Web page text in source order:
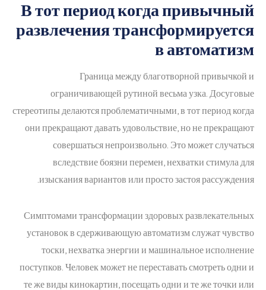
В тот период когда привычный
развлечения трансформируется
в автоматизм
Граница между благотворной привычкой и
ограничивающей рутиной весьма узка. Досуговые
стереотипы делаются проблематичными, в тот период когда
они прекращают давать удовольствие, но не прекращают
совершаться непроизвольно. Это может случаться
вследствие боязни перемен, нехватки стимула для
изыскания вариантов или просто застоя рассуждения.
Симптомами трансформации здоровых развлекательных
установок в сдерживающую автоматизм служат чувство
тоски, нехватка энергии и машинальное исполнение
поступков. Человек может не переставать смотреть одни и
те же виды кинокартин, посещать одни и те же точки или